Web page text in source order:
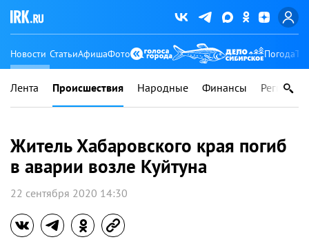
Новости СтатьиАфишаФото Погода
Лента Происшествия Народные Финансы Регионы
Житель Хабаровского края погиб
в аварии возле Куйтуна
22 сентября 2020 14:30